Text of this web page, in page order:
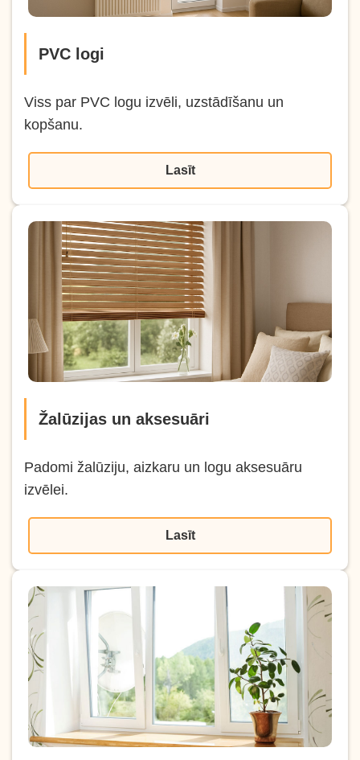
PVC logi
Viss par PVC logu izvēli, uzstādīšanu un
kopšanu.
Lasīt
Žalūzijas un aksesuāri
Padomi žalūziju, aizkaru un logu aksesuāru
izvēlei.
Lasīt